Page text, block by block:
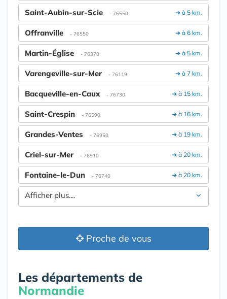
➔ à 5 km.
Saint-Aubin-sur-Scie - 76550
➔ à 6 km.
Offranville - 76550
➔ à 5 km.
Martin-Église - 76370
➔ à 7 km.
Varengeville-sur-Mer - 76119
➔ à 15 km.
Bacqueville-en-Caux - 76730
➔ à 16 km.
Saint-Crespin - 76590
➔ à 19 km.
Grandes-Ventes - 76950
➔ à 20 km.
Criel-sur-Mer - 76910
➔ à 20 km.
Fontaine-le-Dun - 76740
Afficher plus....
Proche de vous
Les départements de
Normandie